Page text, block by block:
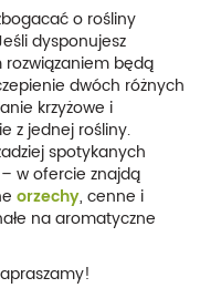
o rośliny
dysponujesz
będą
dwóch różnych
krzyżowe i
z jednej rośliny.
spotykanych
w ofercie znajdą
orzechy, cenne i
na aromatyczne